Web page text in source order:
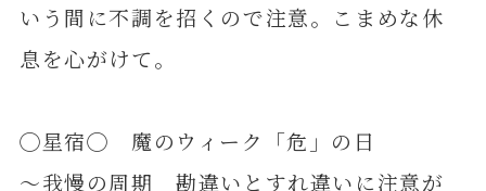
いう間に不調を招くので注意。こまめな休
息を心がけて。
◯星宿◯ 魔のウィーク「危」の日
～我慢の周期 勘違いとすれ違いに注意が